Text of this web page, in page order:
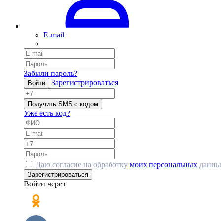
E-mail
Забыли пароль?
Войти Зарегистрироваться
Получить SMS с кодом
Уже есть код?
Даю согласие на обработку моих персональных
Зарегистрироваться
Войти через